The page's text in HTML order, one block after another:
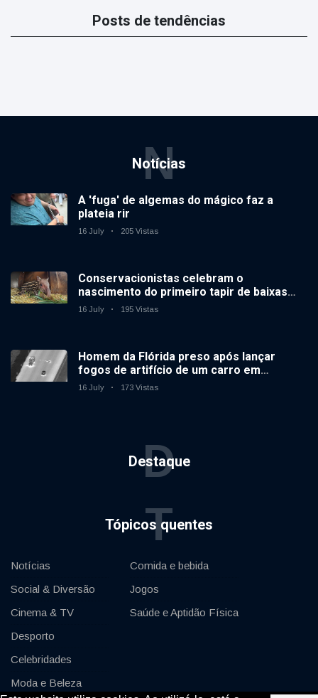
Posts de tendências
Notícias
N
A 'fuga' de algemas do mágico faz a
plateia rir
16 July 205 Vistas
Conservacionistas celebram o
nascimento do primeiro tapir de baixas
terras no zoológico do Reino Unido em 14
16 July 195 Vistas
Homem da Flórida preso após lançar
fogos de artifício de um carro em
movimento
16 July 173 Vistas
Destaque
D
Tópicos quentes
T
Notícias
Social & Diversão
Cinema & TV
Desporto
Celebridades
Moda e Beleza
Comida e bebida
Jogos
Saúde e Aptidão Física